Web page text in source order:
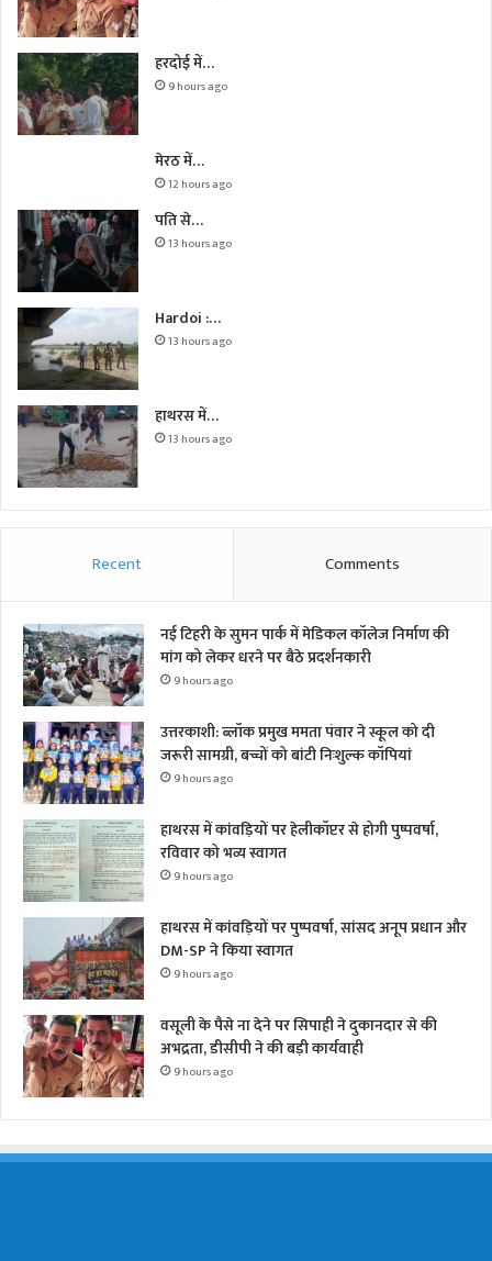
हरदोई में…
9 hours ago
मेरठ में…
12 hours ago
पति से…
13 hours ago
Hardoi :…
13 hours ago
हाथरस में…
13 hours ago
Recent Comments
नई टिहरी के सुमन पार्क में मेडिकल कॉलेज निर्माण की
मांग को लेकर धरने पर बैठे प्रदर्शनकारी
9 hours ago
उत्तरकाशी: ब्लॉक प्रमुख ममता पंवार ने स्कूल को दी
जरूरी सामग्री, बच्चों को बांटी निःशुल्क कॉपियां
9 hours ago
हाथरस में कांवड़ियों पर हेलीकॉप्टर से होगी पुष्पवर्षा,
रविवार को भव्य स्वागत
9 hours ago
हाथरस में कांवड़ियों पर पुष्पवर्षा, सांसद अनूप प्रधान और
DM-SP ने किया स्वागत
9 hours ago
वसूली के पैसे ना देने पर सिपाही ने दुकानदार से की
अभद्रता, डीसीपी ने की बड़ी कार्यवाही
9 hours ago